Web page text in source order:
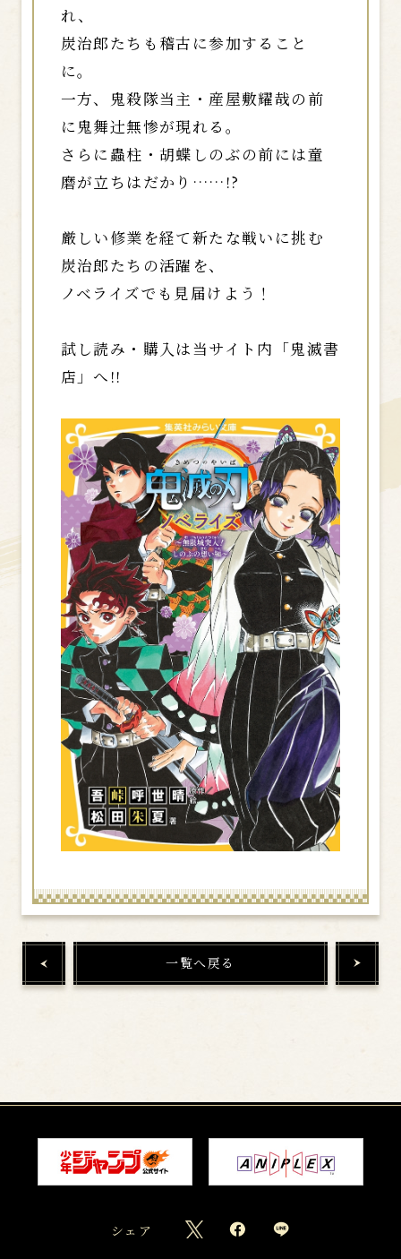
れ、
炭治郎たちも稽古に参加すること
に。
一方、鬼殺隊当主・産屋敷耀哉の前
に鬼舞辻󠄀無惨が現れる。
さらに蟲柱・胡蝶しのぶの前には童
磨が立ちはだかり……!?
厳しい修業を経て新たな戦いに挑む
炭治郎たちの活躍を、
ノベライズでも見届けよう！
試し読み・購入は当サイト内「鬼滅書
店」へ!!
一覧へ戻る
シェア